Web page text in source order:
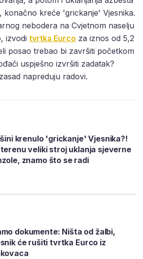
konačno kreće 'grickanje' Vjesnika.
nebodera na Cvjetnom naselju
izvodi tvrtka Eurco za iznos od 5,2
posao trebao bi završiti početkom
uspješno izvršiti zadatak?
napreduju radovi.
krenulo 'grickanje' Vjesnika?!
veliki stroj uklanja sjeverne
znamo što se radi
dokumente: Ništa od žalbi,
će rušiti tvrtka Eurco iz